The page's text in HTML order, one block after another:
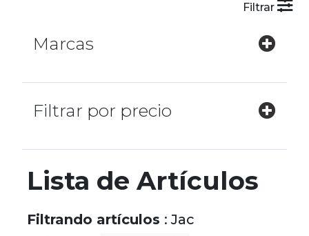
Filtrar
Marcas
Filtrar por precio
Lista de Artículos
Filtrando artículos : Jac